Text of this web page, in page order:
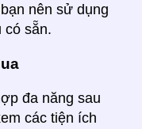
nên sử dụng
có sẵn.
đa năng sau
các tiện ích